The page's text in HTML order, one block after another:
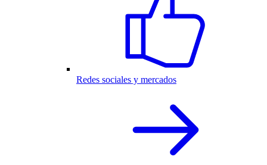
Redes sociales y mercados